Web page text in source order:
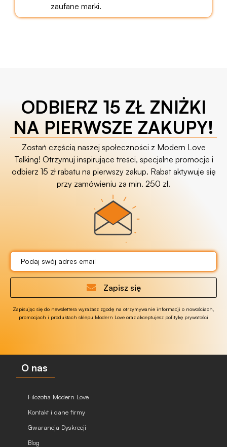
zaufane marki.
ODBIERZ 15 ZŁ ZNIŻKI
NA PIERWSZE ZAKUPY!
Zostań częścią naszej społeczności z Modern Love
Talking! Otrzymuj inspirujące treści, specjalne promocje i
odbierz 15 zł rabatu na pierwszy zakup. Rabat aktywuje się
przy zamówieniu za min. 250 zł.
Zapisz się
Zapisując się do newslettera wyrażasz zgodę na otrzymywanie informacji o nowościach,
promocjach i produktach sklepu Modern Love oraz akceptujesz politykę prywatości
O nas
Filozofia Modern Love
Kontakt i dane firmy
Gwarancja Dyskrecji
Blog